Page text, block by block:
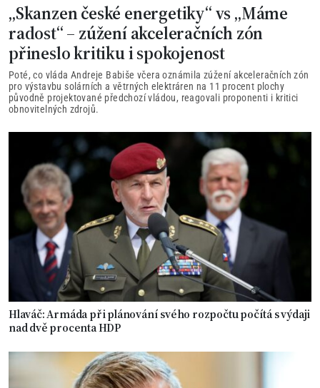
„Skanzen české energetiky“ vs „Máme
radost“ – zúžení akceleračních zón
přineslo kritiku i spokojenost
Poté, co vláda Andreje Babiše včera oznámila zúžení akceleračních zón
pro výstavbu solárních a větrných elektráren na 11 procent plochy
původně projektované předchozí vládou, reagovali proponenti i kritici
obnovitelných zdrojů.
Hlaváč: Armáda při plánování svého rozpočtu počítá s výdaji
nad dvě procenta HDP